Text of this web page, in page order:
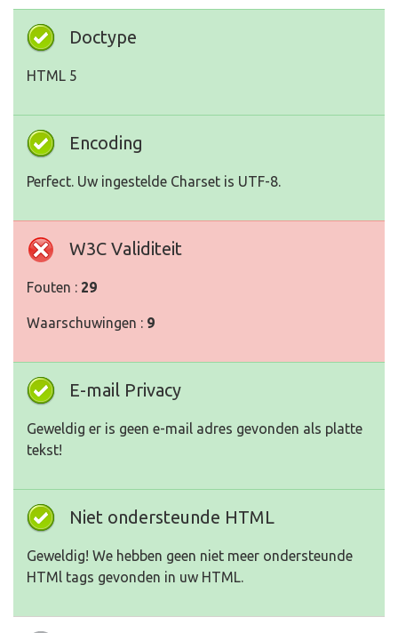
Doctype
HTML 5
Encoding
Perfect. Uw ingestelde Charset is UTF-8.
W3C Validiteit
Fouten : 29
Waarschuwingen : 9
E-mail Privacy
Geweldig er is geen e-mail adres gevonden als platte
tekst!
Niet ondersteunde HTML
Geweldig! We hebben geen niet meer ondersteunde
HTMl tags gevonden in uw HTML.